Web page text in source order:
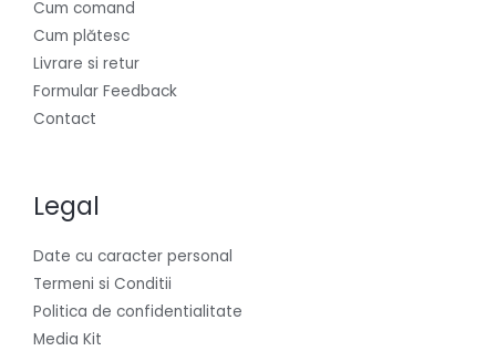
Cum comand
Cum plătesc
Livrare si retur
Formular Feedback
Contact
Legal
Date cu caracter personal
Termeni si Conditii
Politica de confidentialitate
Media Kit